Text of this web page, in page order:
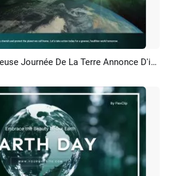
Aperçu Créer IA Sauver La Terre Joyeuse Journée De La Terre Annonce D'intérêt Public